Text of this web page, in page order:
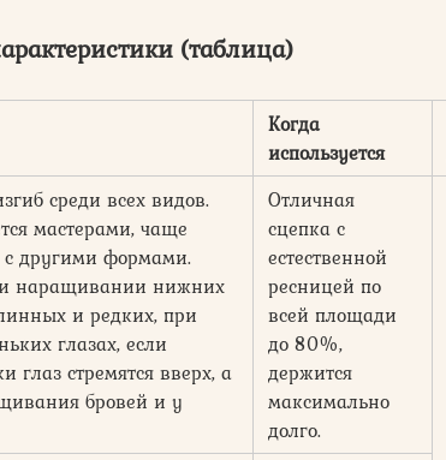
(таблица)
Когда
используется
среди всех видов.
мастерами, чаще
с другими формами.
наращивании нижних
и редких, при
глазах, если
глаз стремятся вверх, а
бровей и у
Отличная
сцепка с
естественной
ресницей по
всей площади
до 80%,
держится
максимально
долго.